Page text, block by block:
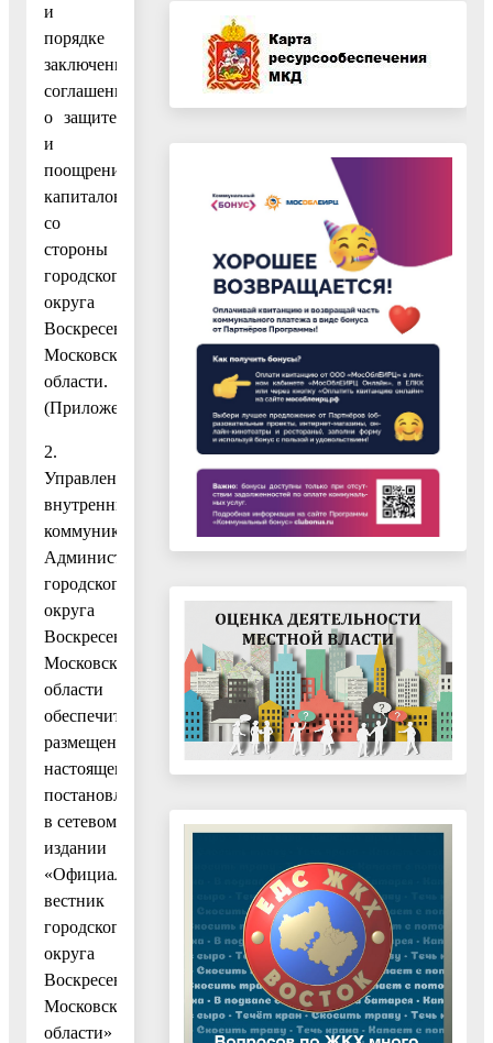
и
порядке
заключения
соглашений
о защите
и
поощрении
капиталовложений
со
стороны
городского
округа
Воскресенск
Московской
области.
(Приложение.)
2.
Управлению
внутренних
коммуникаций
Администрации
городского
округа
Воскресенск
Московской
области
обеспечить
размещение
настоящего
постановления
в сетевом
издании
«Официальный
вестник
городского
округа
Воскресенск
Московской
области»